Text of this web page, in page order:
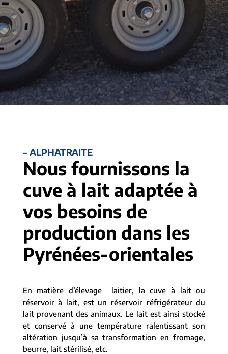
– ALPHATRAITE
Nous fournissons la
cuve à lait adaptée à
vos besoins de
production dans les
Pyrénées-orientales
En matière d’élevage laitier, la cuve à lait ou
réservoir à lait, est un réservoir réfrigérateur du
lait provenant des animaux. Le lait est ainsi stocké
et conservé à une température ralentissant son
altération jusqu’à sa transformation en fromage,
beurre, lait stérilisé, etc.